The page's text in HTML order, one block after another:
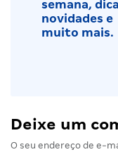
semana,
novidades e
muito mais.
Deixe um
O seu endereço de e-